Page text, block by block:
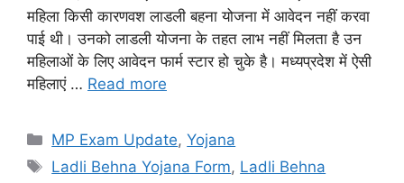
महिला किसी कारणवश लाडली बहना योजना में आवेदन नहीं करवा
पाई थी। उनको लाडली योजना के तहत लाभ नहीं मिलता है उन
महिलाओं के लिए आवेदन फार्म स्टार हो चुके है। मध्यप्रदेश में ऐसी
महिलाएं … Read more
Categories
MP Exam Update,Yojana
Tags
Ladli Behna Yojana Form, Ladli Behna